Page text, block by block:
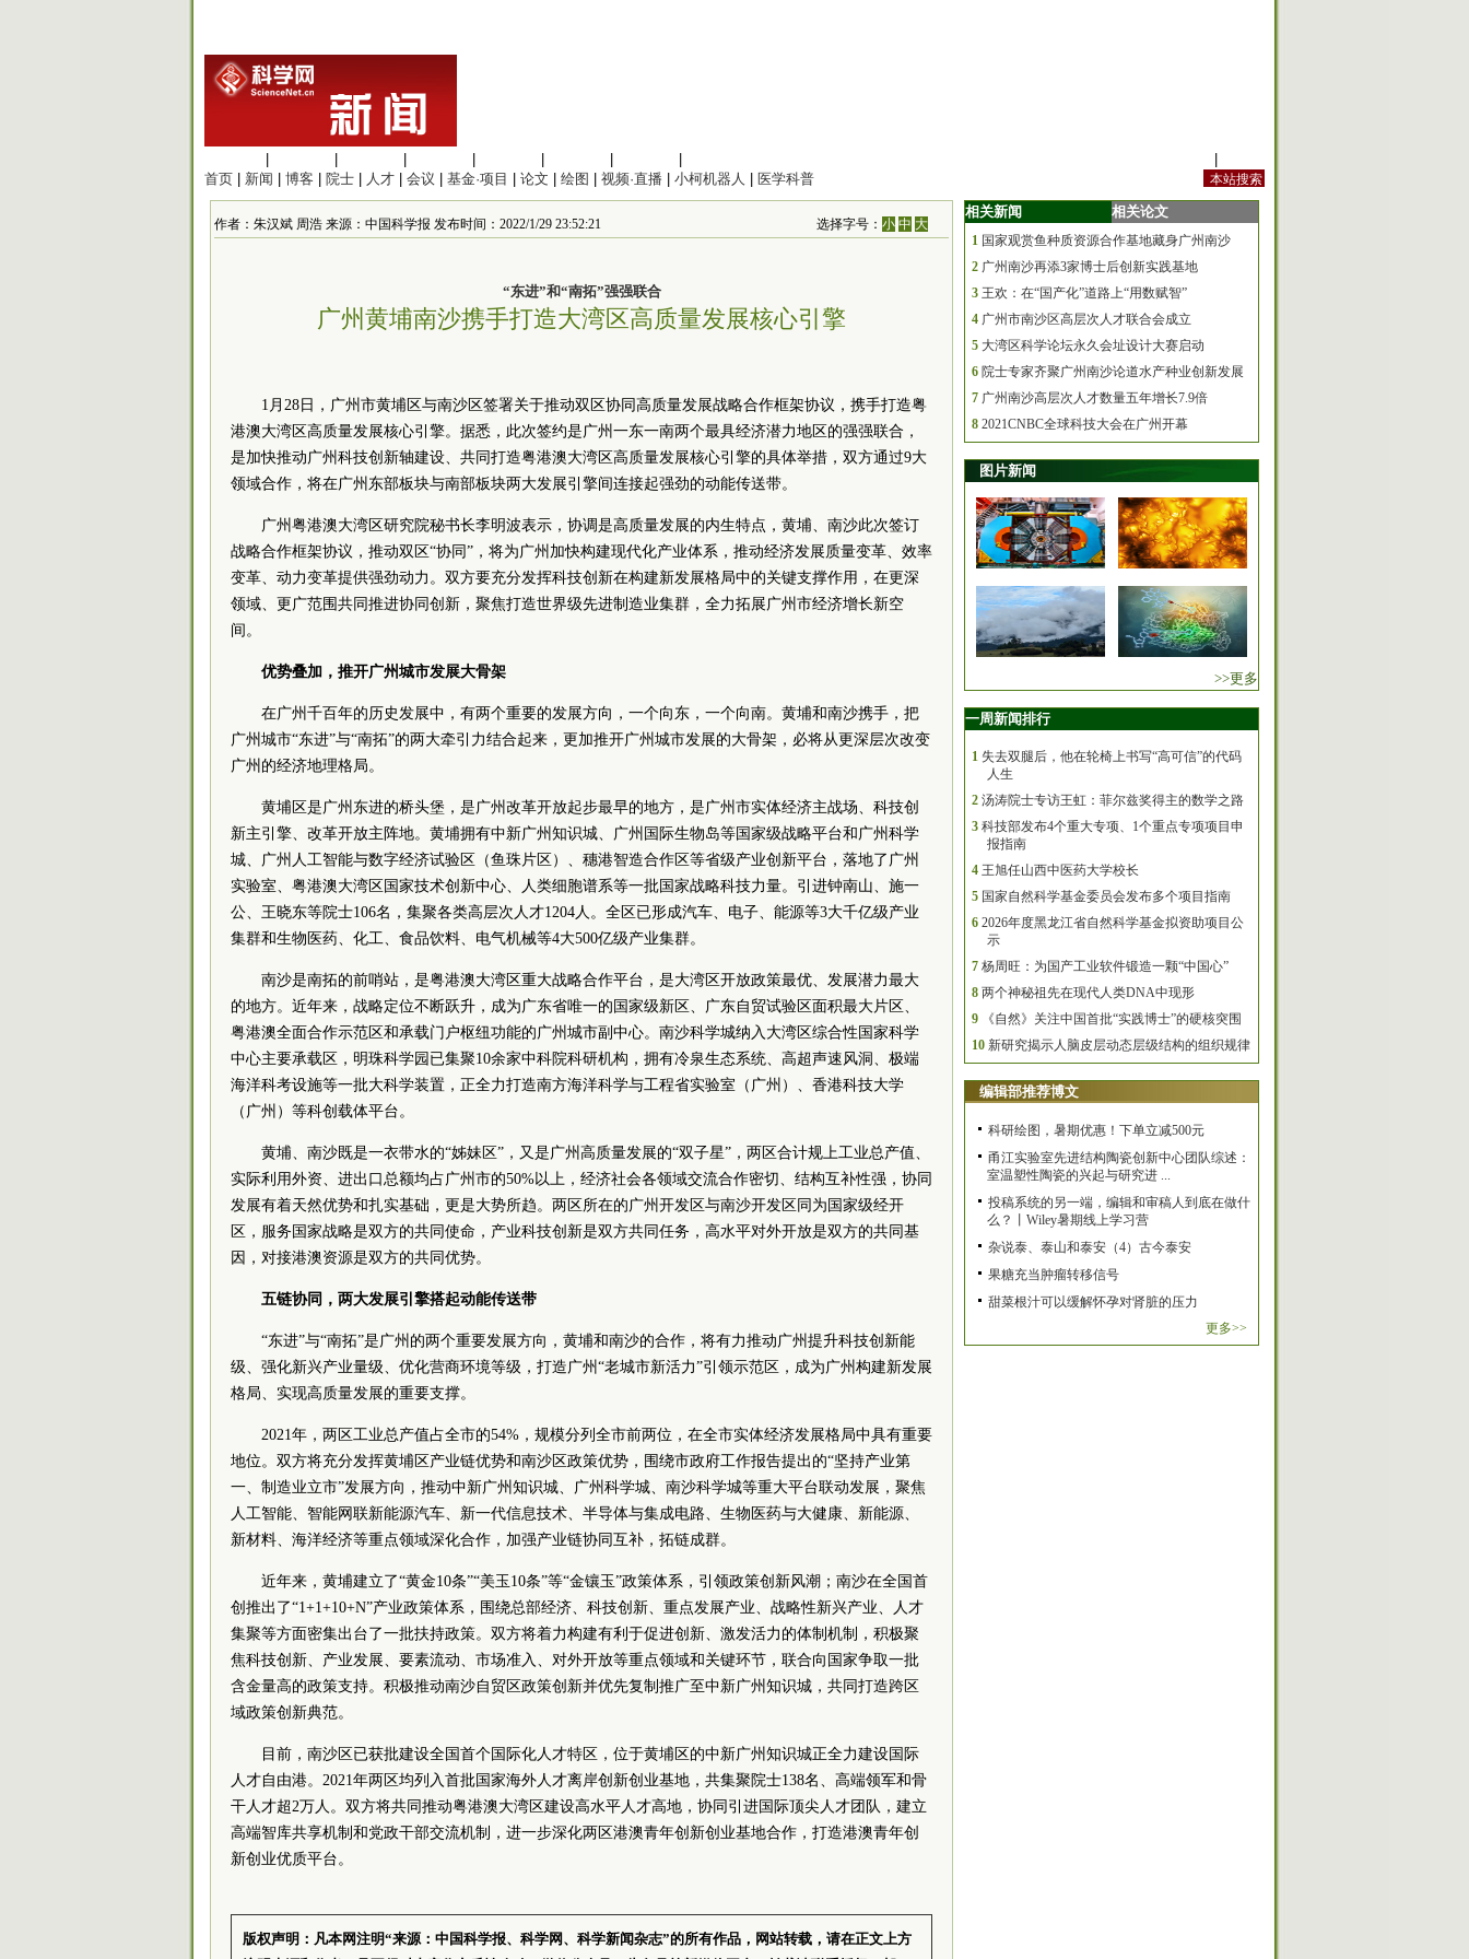
首页
新闻 博客 院士 人才 会议 基金·项目 论文 绘图 视频·直播 小柯机器人 医学科普
作者：朱汉斌 周浩 来源：中国科学报 发布时间：2022/1/29 23:52:21 选择字号：小 中 大
“东进”和“南拓”强强联合
广州黄埔南沙携手打造大湾区高质量发展核心引擎
1月28日，广州市黄埔区与南沙区签署关于推动双区协同高质量发展战略合作框架协议，携手打造粤
港澳大湾区高质量发展核心引擎。据悉，此次签约是广州一东一南两个最具经济潜力地区的强强联合，
是加快推动广州科技创新轴建设、共同打造粤港澳大湾区高质量发展核心引擎的具体举措，双方通过9大
领域合作，将在广州东部板块与南部板块两大发展引擎间连接起强劲的动能传送带。
广州粤港澳大湾区研究院秘书长李明波表示，协调是高质量发展的内生特点，黄埔、南沙此次签订
战略合作框架协议，推动双区“协同”，将为广州加快构建现代化产业体系，推动经济发展质量变革、效率
变革、动力变革提供强劲动力。双方要充分发挥科技创新在构建新发展格局中的关键支撑作用，在更深
领域、更广范围共同推进协同创新，聚焦打造世界级先进制造业集群，全力拓展广州市经济增长新空
间。
优势叠加，推开广州城市发展大骨架
在广州千百年的历史发展中，有两个重要的发展方向，一个向东，一个向南。黄埔和南沙携手，把
广州城市“东进”与“南拓”的两大牵引力结合起来，更加推开广州城市发展的大骨架，必将从更深层次改变
广州的经济地理格局。
黄埔区是广州东进的桥头堡，是广州改革开放起步最早的地方，是广州市实体经济主战场、科技创
新主引擎、改革开放主阵地。黄埔拥有中新广州知识城、广州国际生物岛等国家级战略平台和广州科学
城、广州人工智能与数字经济试验区（鱼珠片区）、穗港智造合作区等省级产业创新平台，落地了广州
实验室、粤港澳大湾区国家技术创新中心、人类细胞谱系等一批国家战略科技力量。引进钟南山、施一
公、王晓东等院士106名，集聚各类高层次人才1204人。全区已形成汽车、电子、能源等3大千亿级产业
集群和生物医药、化工、食品饮料、电气机械等4大500亿级产业集群。
南沙是南拓的前哨站，是粤港澳大湾区重大战略合作平台，是大湾区开放政策最优、发展潜力最大
的地方。近年来，战略定位不断跃升，成为广东省唯一的国家级新区、广东自贸试验区面积最大片区、
粤港澳全面合作示范区和承载门户枢纽功能的广州城市副中心。南沙科学城纳入大湾区综合性国家科学
中心主要承载区，明珠科学园已集聚10余家中科院科研机构，拥有冷泉生态系统、高超声速风洞、极端
海洋科考设施等一批大科学装置，正全力打造南方海洋科学与工程省实验室（广州）、香港科技大学
（广州）等科创载体平台。
黄埔、南沙既是一衣带水的“姊妹区”，又是广州高质量发展的“双子星”，两区合计规上工业总产值、
实际利用外资、进出口总额均占广州市的50%以上，经济社会各领域交流合作密切、结构互补性强，协同
发展有着天然优势和扎实基础，更是大势所趋。两区所在的广州开发区与南沙开发区同为国家级经开
区，服务国家战略是双方的共同使命，产业科技创新是双方共同任务，高水平对外开放是双方的共同基
因，对接港澳资源是双方的共同优势。
五链协同，两大发展引擎搭起动能传送带
“东进”与“南拓”是广州的两个重要发展方向，黄埔和南沙的合作，将有力推动广州提升科技创新能
级、强化新兴产业量级、优化营商环境等级，打造广州“老城市新活力”引领示范区，成为广州构建新发展
格局、实现高质量发展的重要支撑。
2021年，两区工业总产值占全市的54%，规模分列全市前两位，在全市实体经济发展格局中具有重要
地位。双方将充分发挥黄埔区产业链优势和南沙区政策优势，围绕市政府工作报告提出的“坚持产业第
一、制造业立市”发展方向，推动中新广州知识城、广州科学城、南沙科学城等重大平台联动发展，聚焦
人工智能、智能网联新能源汽车、新一代信息技术、半导体与集成电路、生物医药与大健康、新能源、
新材料、海洋经济等重点领域深化合作，加强产业链协同互补，拓链成群。
近年来，黄埔建立了“黄金10条”“美玉10条”等“金镶玉”政策体系，引领政策创新风潮；南沙在全国首
创推出了“1+1+10+N”产业政策体系，围绕总部经济、科技创新、重点发展产业、战略性新兴产业、人才
集聚等方面密集出台了一批扶持政策。双方将着力构建有利于促进创新、激发活力的体制机制，积极聚
焦科技创新、产业发展、要素流动、市场准入、对外开放等重点领域和关键环节，联合向国家争取一批
含金量高的政策支持。积极推动南沙自贸区政策创新并优先复制推广至中新广州知识城，共同打造跨区
域政策创新典范。
目前，南沙区已获批建设全国首个国际化人才特区，位于黄埔区的中新广州知识城正全力建设国际
人才自由港。2021年两区均列入首批国家海外人才离岸创新创业基地，共集聚院士138名、高端领军和骨
干人才超2万人。双方将共同推动粤港澳大湾区建设高水平人才高地，协同引进国际顶尖人才团队，建立
高端智库共享机制和党政干部交流机制，进一步深化两区港澳青年创新创业基地合作，打造港澳青年创
新创业优质平台。
版权声明：凡本网注明“来源：中国科学报、科学网、科学新闻杂志”的所有作品，网站转载，请在正文上方
相关新闻 相关论文
1 国家观赏鱼种质资源合作基地藏身广州南沙
2 广州南沙再添3家博士后创新实践基地
3 王欢：在“国产化”道路上“用数赋智”
4 广州市南沙区高层次人才联合会成立
5 大湾区科学论坛永久会址设计大赛启动
6 院士专家齐聚广州南沙论道水产种业创新发展
7 广州南沙高层次人才数量五年增长7.9倍
8 2021CNBC全球科技大会在广州开幕
图片新闻
>>更多
一周新闻排行
1 失去双腿后，他在轮椅上书写“高可信”的代码
人生
2 汤涛院士专访王虹：菲尔兹奖得主的数学之路
3 科技部发布4个重大专项、1个重点专项项目申
报指南
4 王旭任山西中医药大学校长
5 国家自然科学基金委员会发布多个项目指南
6 2026年度黑龙江省自然科学基金拟资助项目公
示
7 杨周旺：为国产工业软件锻造一颗“中国心”
8 两个神秘祖先在现代人类DNA中现形
9
《自然》关注中国首批“实践博士”的硬核突围
10 新研究揭示人脑皮层动态层级结构的组织规律
编辑部推荐博文
科研绘图，暑期优惠！下单立减500元
甬江实验室先进结构陶瓷创新中心团队综述：
室温塑性陶瓷的兴起与研究进 ...
投稿系统的另一端，编辑和审稿人到底在做什
么？丨Wiley暑期线上学习营
杂说泰、泰山和泰安（4）古今泰安
果糖充当肿瘤转移信号
甜菜根汁可以缓解怀孕对肾脏的压力
更多>>